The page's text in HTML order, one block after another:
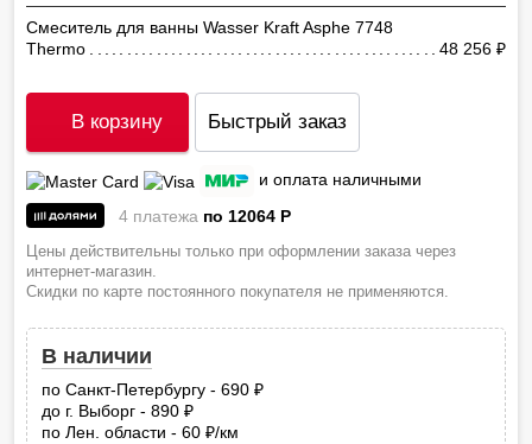
Смеситель для ванны Wasser Kraft Asphe 7748
Thermo
48 256
В корзину Быстрый заказ
и оплата наличными
4 платежа по 12064 P
Цены действительны только при оформлении заказа через
интернет-магазин.
Скидки по карте постоянного покупателя не применяются.
В наличии
по Санкт-Петербургу - 690
до г. Выборг - 890
по Лен. области - 60
руб.
/км